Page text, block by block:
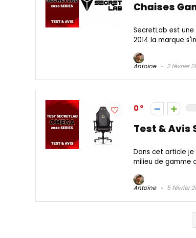
Chaises
SecretLab est
2014 la marque
Antoine 2 février
0
Test & Avis
Dans cet article je
milieu de gamme
Antoine 5 février